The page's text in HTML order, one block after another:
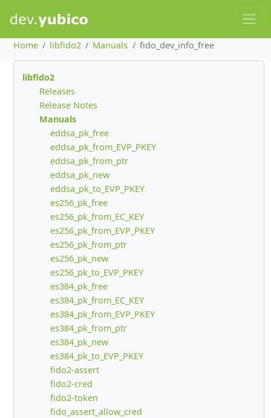
Home libfido2 Manuals fido_dev_info_free
libfido2
Releases
Release Notes
Manuals
eddsa_pk_free
eddsa_pk_from_EVP_PKEY
eddsa_pk_from_ptr
eddsa_pk_new
eddsa_pk_to_EVP_PKEY
es256_pk_free
es256_pk_from_EC_KEY
es256_pk_from_EVP_PKEY
es256_pk_from_ptr
es256_pk_new
es256_pk_to_EVP_PKEY
es384_pk_free
es384_pk_from_EC_KEY
es384_pk_from_EVP_PKEY
es384_pk_from_ptr
es384_pk_new
es384_pk_to_EVP_PKEY
fido2-assert
fido2-cred
fido2-token
fido_assert_allow_cred